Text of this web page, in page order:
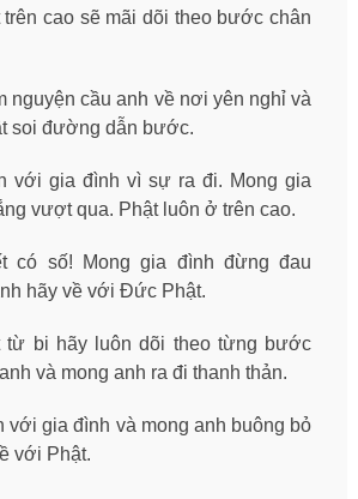
trên cao sẽ mãi dõi theo bước chân
nguyện cầu anh về nơi yên nghỉ và
soi đường dẫn bước.
với gia đình vì sự ra đi. Mong gia
vượt qua. Phật luôn ở trên cao.
có số! Mong gia đình đừng đau
hãy về với Đức Phật.
từ bi hãy luôn dõi theo từng bước
và mong anh ra đi thanh thản.
với gia đình và mong anh buông bỏ
với Phật.